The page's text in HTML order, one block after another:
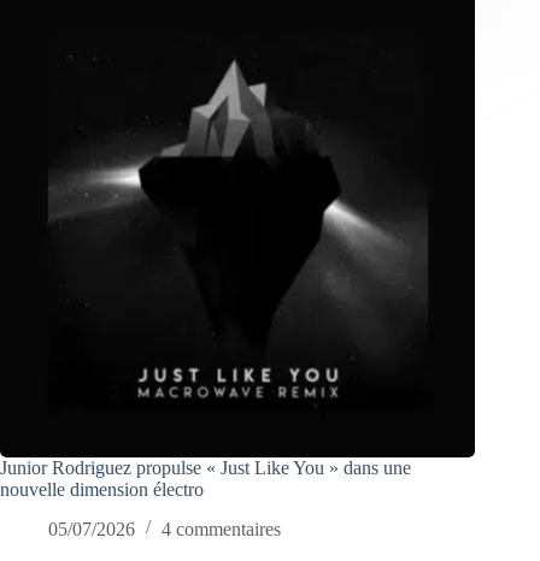
Junior Rodriguez propulse « Just Like You » dans une
nouvelle dimension électro
05/07/2026
4 commentaires